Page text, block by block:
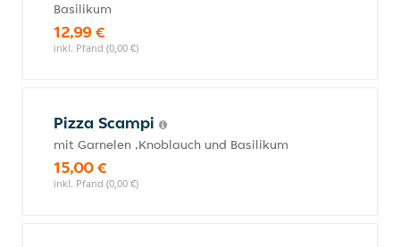
Basilikum
12,99 €
inkl. Pfand (0,00 €)
Pizza Scampi
mit Garnelen ,Knoblauch und Basilikum
15,00 €
inkl. Pfand (0,00 €)